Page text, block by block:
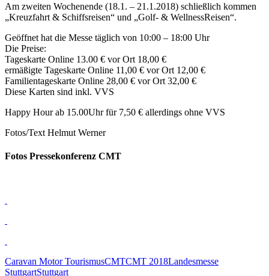
Am zweiten Wochenende (18.1. – 21.1.2018) schließlich kommen
„Kreuzfahrt & Schiffsreisen“ und „Golf- & WellnessReisen“.
Geöffnet hat die Messe täglich von 10:00 – 18:00 Uhr
Die Preise:
Tageskarte Online 13.00 € vor Ort 18,00 €
ermäßigte Tageskarte Online 11,00 € vor Ort 12,00 €
Familientageskarte Online 28,00 € vor Ort 32,00 €
Diese Karten sind inkl. VVS
Happy Hour ab 15.00Uhr für 7,50 € allerdings ohne VVS
Fotos/Text Helmut Werner
Fotos Pressekonferenz CMT
Caravan Motor TourismusCMTCMT 2018Landesmesse
StuttgartStuttgart